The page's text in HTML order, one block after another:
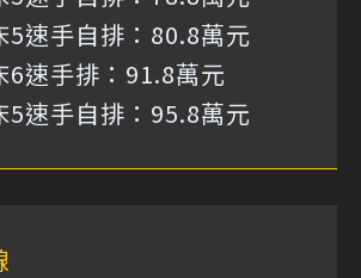
速手自排：80.8萬元
速手排：91.8萬元
速手自排：95.8萬元